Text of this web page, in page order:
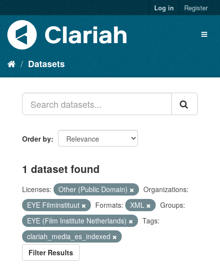
Log in Register
Datasets
Order by
1 dataset found
Licenses: Other (Public Domain)
Organizations:
EYE Filminstituut
Formats: XML
Groups:
EYE (Film Institute Netherlands)
Tags:
clariah_media_es_indexed
Filter Results